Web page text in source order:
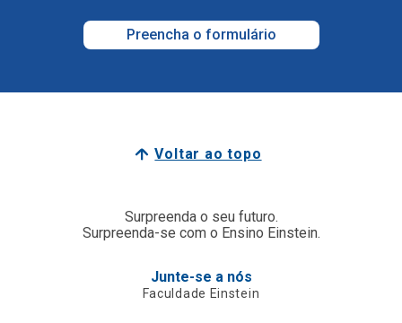
Preencha o formulário
Voltar ao topo
Surpreenda o seu futuro.
Surpreenda-se com o Ensino Einstein.
Junte-se a nós
Faculdade Einstein